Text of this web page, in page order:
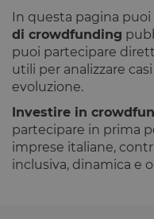
In questa pagina
di crowdfunding
puoi partecipare
utili per analizzare
evoluzione.
Investire in
partecipare in prima
imprese italiane,
inclusiva, dinamica e
m
IDE